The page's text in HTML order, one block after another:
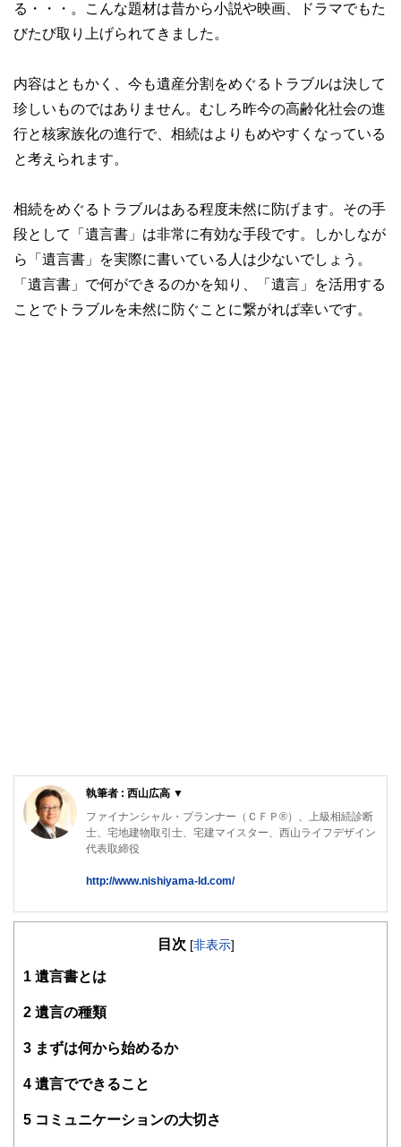
る・・・。こんな題材は昔から小説や映画、ドラマでもた
びたび取り上げられてきました。
内容はともかく、今も遺産分割をめぐるトラブルは決して
珍しいものではありません。むしろ昨今の高齢化社会の進
行と核家族化の進行で、相続はよりもめやすくなっている
と考えられます。
相続をめぐるトラブルはある程度未然に防げます。その手
段として「遺言書」は非常に有効な手段です。しかしなが
ら「遺言書」を実際に書いている人は少ないでしょう。
「遺言書」で何ができるのかを知り、「遺言」を活用する
ことでトラブルを未然に防ぐことに繋がれば幸いです。
執筆者 : 西山広高 ▼
ファイナンシャル・プランナー（ＣＦＰ®）、上級相続診断
士、宅地建物取引士、宅建マイスター、西山ライフデザイン
代表取締役
http://www.nishiyama-ld.com/
「円満な相続のための対策」「家計の見直し」「資産形成・
社での勤務経験を活かし、「マイホーム取得などの不動産仲
バイスを行っている。
西山ライフデザイン株式会社 HP
http://www.nishiyama-ld.com/
目次 [非表示]
1 遺言書とは
2 遺言の種類
3 まずは何から始めるか
4 遺言でできること
5 コミュニケーションの大切さ